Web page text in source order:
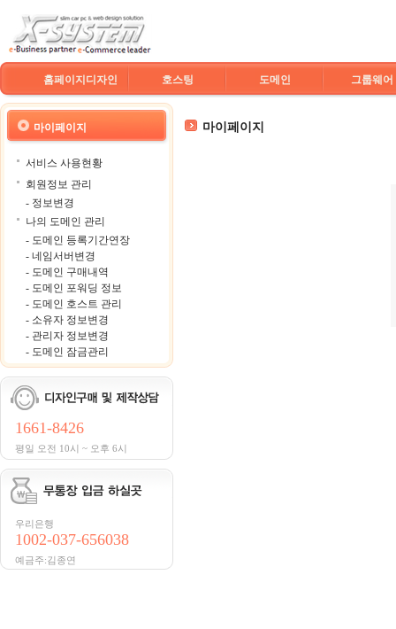
홈페이지디자인 호스팅 도메인 그룹웨어
마이페이지
서비스 사용현황
회원정보 관리
- 정보변경
나의 도메인 관리
- 도메인 등록기간연장
- 네임서버변경
- 도메인 구매내역
- 도메인 포워딩 정보
- 도메인 호스트 관리
- 소유자 정보변경
- 관리자 정보변경
- 도메인 잠금관리
1661-8426
평일 오전 10시 ~ 오후 6시
우리은행
1002-037-656038
예금주:김종연
마이페이지